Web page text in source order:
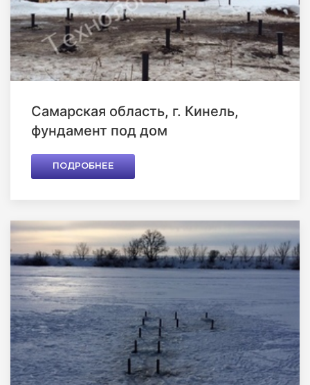
Самарская область, г. Кинель,
фундамент под дом
ПОДРОБНЕЕ